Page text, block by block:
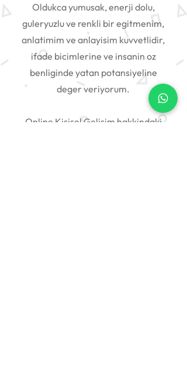
Oldukca yumusak, enerji dolu,
guleryuzlu ve renkli bir egitmenim,
anlatimim ve anlayisim kuvvetlidir,
ifade bicimlerine ve insanin oz
benliginde yatan potansiyeline
deger veriyorum.
Online Kisisel Gelisim hakkindaki